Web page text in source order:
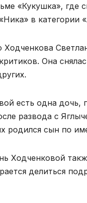
«Кукушка», где
в категории
Ходченкова
Она
есть одна дочь,
развода с
родился сын по
Ходченковой
делиться